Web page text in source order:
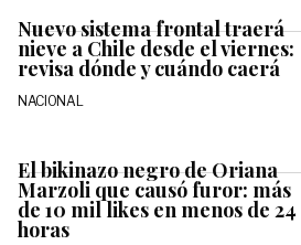
Nuevo sistema frontal traerá
nieve a Chile desde el viernes:
revisa dónde y cuándo caerá
NACIONAL
El bikinazo negro de Oriana
Marzoli que causó furor: más
de 10 mil likes en menos de 24
horas